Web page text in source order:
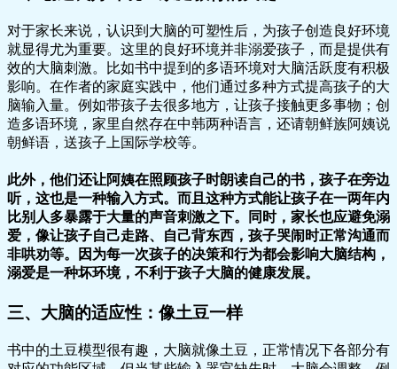
对于家长来说，认识到大脑的可塑性后，为孩子创造良好环境
就显得尤为重要。这里的良好环境并非溺爱孩子，而是提供有
效的大脑刺激。比如书中提到的多语环境对大脑活跃度有积极
影响。在作者的家庭实践中，他们通过多种方式提高孩子的大
脑输入量。例如带孩子去很多地方，让孩子接触更多事物；创
造多语环境，家里自然存在中韩两种语言，还请朝鲜族阿姨说
朝鲜语，送孩子上国际学校等。
此外，他们还让阿姨在照顾孩子时朗读自己的书，孩子在旁边
听，这也是一种输入方式。而且这种方式能让孩子在一两年内
比别人多暴露于大量的声音刺激之下。同时，家长也应避免溺
爱，像让孩子自己走路、自己背东西，孩子哭闹时正常沟通而
非哄劝等。因为每一次孩子的决策和行为都会影响大脑结构，
溺爱是一种坏环境，不利于孩子大脑的健康发展。
三、大脑的适应性：像土豆一样
书中的土豆模型很有趣，大脑就像土豆，正常情况下各部分有